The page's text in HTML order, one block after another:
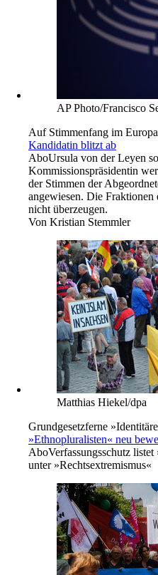
AP Photo/Francisco
Auf Stimmenfang im
Kandidatin blitzt ab
AboUrsula von der Leyen
Kommissionspräsidentin
der Stimmen der
angewiesen. Die
nicht überzeugen.
Von Kristian Stemmler
Matthias Hiekel/dpa
Grundgesetzferne
»Ethnopluralisten« neu
AboVerfassungsschutz
unter »Rechtsextremismus«